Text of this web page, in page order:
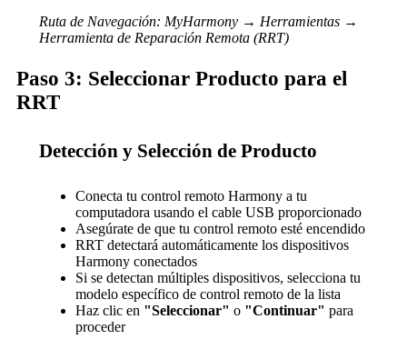
Ruta de Navegación: MyHarmony → Herramientas →
Herramienta de Reparación Remota (RRT)
Paso 3: Seleccionar Producto para el
RRT
Detección y Selección de Producto
Conecta tu control remoto Harmony a tu
computadora usando el cable USB proporcionado
Asegúrate de que tu control remoto esté encendido
RRT detectará automáticamente los dispositivos
Harmony conectados
Si se detectan múltiples dispositivos, selecciona tu
modelo específico de control remoto de la lista
Haz clic en "Seleccionar" o "Continuar" para
proceder